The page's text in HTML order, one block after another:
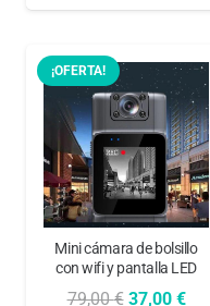
¡OFERTA!
Mini cámara de bolsillo
con wifi y pantalla LED
79,00€ El
37,00 €El